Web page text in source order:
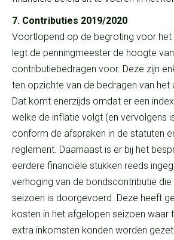
7. Contributies 2019/2020
Voortlopend op de begroting voor het
legt de penningmeester de hoogte
contributiebedragen voor. Deze zijn
ten opzichte van de bedragen van het
Dat komt enerzijds omdat er een
welke de inflatie volgt (en vervolgens
conform de afspraken in de statuten
reglement. Daarnaast is er bij het
eerdere financiële stukken reeds
verhoging van de bondscontributie
seizoen is doorgevoerd. Deze heeft
kosten in het afgelopen seizoen waar
extra inkomsten konden worden